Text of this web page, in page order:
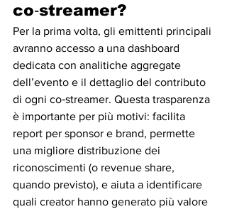
co‑streamer?
Per la prima volta, gli emittenti principali
avranno accesso a una dashboard
dedicata con analitiche aggregate
dell’evento e il dettaglio del contributo
di ogni co‑streamer. Questa trasparenza
è importante per più motivi: facilita
report per sponsor e brand, permette
una migliore distribuzione dei
riconoscimenti (o revenue share,
quando previsto), e aiuta a identificare
quali creator hanno generato più valore